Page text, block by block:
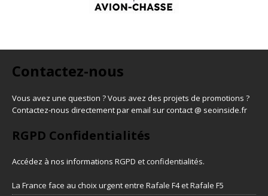
Contactez-nous
Vous avez une question ? Vous avez des projets de promotions ?
Contactez-nous directement par email sur contact @ seoinside.fr
RGPD Confidentialités
Accédez à nos informations RGPD et confidentialités.
La France face au choix urgent entre Rafale F4 et Rafale F5